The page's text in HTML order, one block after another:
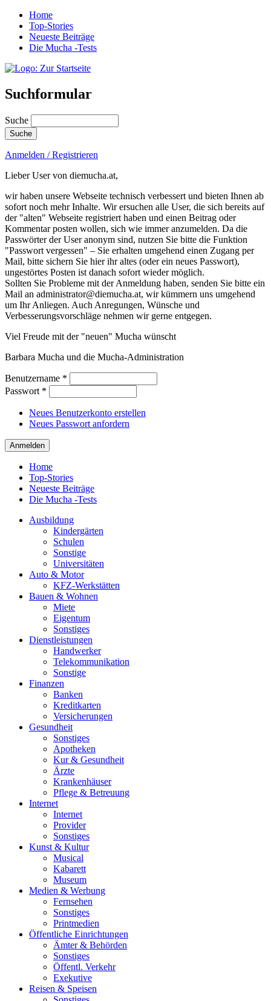
Home
Top-Stories
Neueste Beiträge
Die Mucha -Tests
Suchformular
Suche
Anmelden / Registrieren
Lieber User von diemucha.at,
wir haben unsere Webseite technisch verbessert und bieten Ihnen ab
sofort noch mehr Inhalte. Wir ersuchen alle User, die sich bereits auf
der "alten" Webseite registriert haben und einen Beitrag oder
Kommentar posten wollen, sich wie immer anzumelden. Da die
Passwörter der User anonym sind, nutzen Sie bitte die Funktion
"Passwort vergessen" – Sie erhalten umgehend einen Zugang per
Mail, bitte sichern Sie hier ihr altes (oder ein neues Passwort),
ungestörtes Posten ist danach sofort wieder möglich.
Sollten Sie Probleme mit der Anmeldung haben, senden Sie bitte ein
Mail an administrator@diemucha.at, wir kümmern uns umgehend
um Ihr Anliegen. Auch Anregungen, Wünsche und
Verbesserungsvorschläge nehmen wir gerne entgegen.
Viel Freude mit der "neuen" Mucha wünscht
Barbara Mucha und die Mucha-Administration
Benutzername *
Passwort *
Neues Benutzerkonto erstellen
Neues Passwort anfordern
Home
Top-Stories
Neueste Beiträge
Die Mucha -Tests
Ausbildung
Kindergärten
Schulen
Sonstige
Universitäten
Auto & Motor
KFZ-Werkstätten
Bauen & Wohnen
Miete
Eigentum
Sonstiges
Dienstleistungen
Handwerker
Telekommunikation
Sonstige
Finanzen
Banken
Kreditkarten
Versicherungen
Gesundheit
Sonstiges
Apotheken
Kur & Gesundheit
Ärzte
Krankenhäuser
Pflege & Betreuung
Internet
Internet
Provider
Sonstiges
Kunst & Kultur
Musical
Kabarett
Museum
Medien & Werbung
Fernsehen
Sonstiges
Printmedien
Öffentliche Einrichtungen
Ämter & Behörden
Sonstiges
Öffentl. Verkehr
Exekutive
Reisen & Speisen